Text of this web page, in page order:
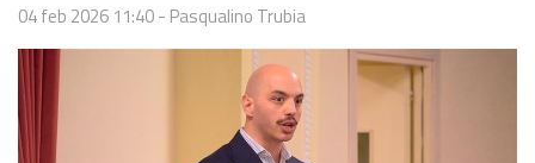
04 feb 2026 11:40- Pasqualino Trubia